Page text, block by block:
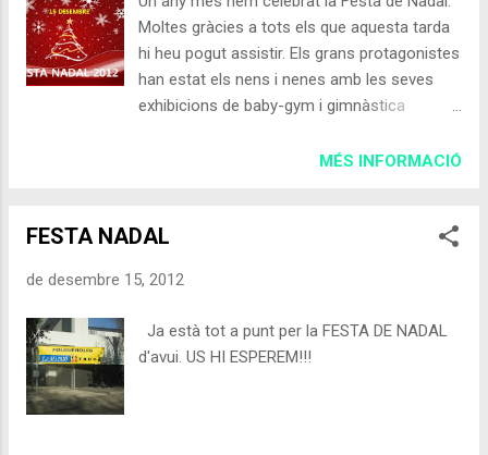
va situar al nivell de les llengües literàries
d’Europa. El poeta, en un discurs pronunciat
a Berga un any abans de morir, compara la
nostra cultura amb un arbre el “Pi de les tres
branques” i diu: Ensenya-lo al qui vinga de la
esbrinau-li el bell simbolisme que inclou.
Moltes gràcies a tots els que aquesta tarda
hi heu pogut assistir. Els grans protagonistes
han estat els nens i nenes amb les seves
exhibicions de baby-gym i gimnàstica
de valent fent diferents tallers de
vostres aportacions en favor de La Marató
el Càncer). Un cop fet el recompte exhaustiu,
única i exclusivament amb la venda de tires
pel sorteig de paneres i les aportacions per
MÉS INFORMACIÓ
FESTA NADAL
de desembre 15, 2012
Ja està tot a punt per la FESTA DE NADAL
d'avui. US HI ESPEREM!!!